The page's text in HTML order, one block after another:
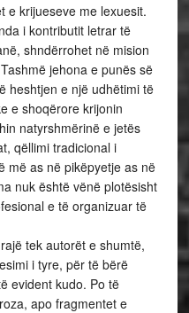
e krijueseve me lexuesit.
i kontributit letrar të
shndërrohet në mision
jehona e punës së
heshtjen e një udhëtimi të
e shoqërore krijonin
natyrshmërinë e jetës
qëllimi tradicional i
më as në pikëpyetje as në
nuk është vënë plotësisht
e të organizuar të
tek autorët e shumtë,
i tyre, për të bërë
evident kudo. Po të
apo fragmentet e